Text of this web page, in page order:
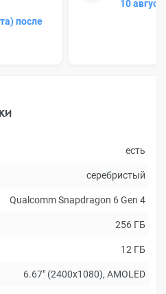
после
10
есть
серебристый
Qualcomm Snapdragon 6 Gen 4
256 ГБ
12 ГБ
6.67" (2400x1080), AMOLED